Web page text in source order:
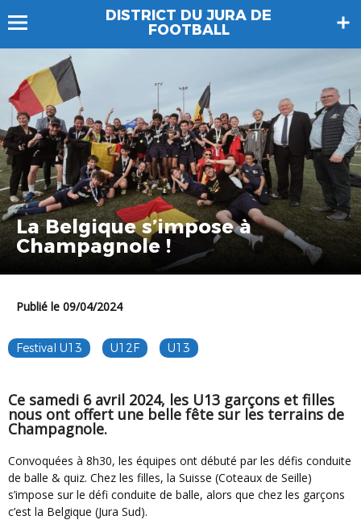
DISTRICT DU JURA DE
FOOTBALL
La Belgique s’impose à
Champagnole !
Publié le 09/04/2024
Festival U13 U12F U13
Ce samedi 6 avril 2024, les U13 garçons et filles
nous ont offert une belle fête sur les terrains de
Champagnole.
Convoquées à 8h30, les équipes ont débuté par les défis conduite
de balle & quiz. Chez les filles, la Suisse (Coteaux de Seille)
s’impose sur le défi conduite de balle, alors que chez les garçons
c’est la Belgique (Jura Sud).